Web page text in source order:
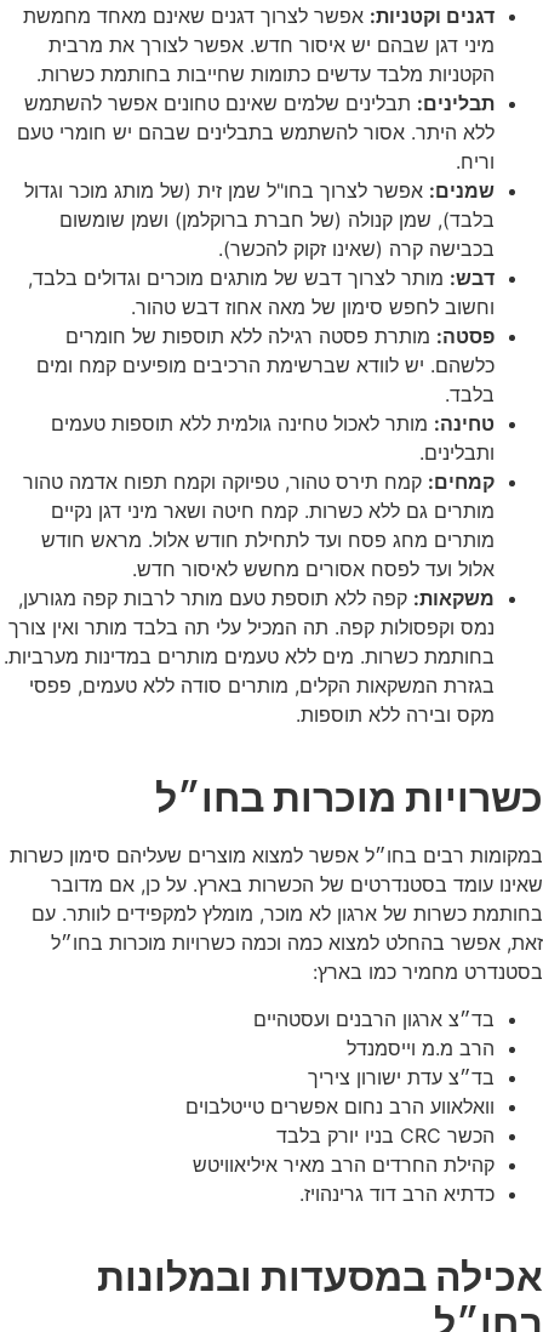
דגנים וקטניות: אפשר לצרוך דגנים שאינם מאחד מחמשת
מיני דגן שבהם יש איסור חדש. אפשר לצורך את מרבית
הקטניות מלבד עדשים כתומות שחייבות בחותמת כשרות.
תבלינים: תבלינים שלמים שאינם טחונים אפשר להשתמש
ללא היתר. אסור להשתמש בתבלינים שבהם יש חומרי טעם
וריח.
שמנים: אפשר לצרוך בחו"ל שמן זית (של מותג מוכר וגדול
בלבד), שמן קנולה (של חברת ברוקלמן) ושמן שומשום
בכבישה קרה (שאינו זקוק להכשר).
דבש: מותר לצרוך דבש של מותגים מוכרים וגדולים בלבד,
וחשוב לחפש סימון של מאה אחוז דבש טהור.
פסטה: מותרת פסטה רגילה ללא תוספות של חומרים
כלשהם. יש לוודא שברשימת הרכיבים מופיעים קמח ומים
בלבד.
טחינה: מותר לאכול טחינה גולמית ללא תוספות טעמים
ותבלינים.
קמחים: קמח תירס טהור, טפיוקה וקמח תפוח אדמה טהור
מותרים גם ללא כשרות. קמח חיטה ושאר מיני דגן נקיים
מותרים מחג פסח ועד לתחילת חודש אלול. מראש חודש
אלול ועד לפסח אסורים מחשש לאיסור חדש.
משקאות: קפה ללא תוספת טעם מותר לרבות קפה מגורען,
נמס וקפסולות קפה. תה המכיל עלי תה בלבד מותר ואין צורך
בחותמת כשרות. מים ללא טעמים מותרים במדינות מערביות.
בגזרת המשקאות הקלים, מותרים סודה ללא טעמים, פפסי
מקס ובירה ללא תוספות.
כשרויות מוכרות בחו״ל
במקומות רבים בחו״ל אפשר למצוא מוצרים שעליהם סימון כשרות
שאינו עומד בסטנדרטים של הכשרות בארץ. על כן, אם מדובר
בחותמת כשרות של ארגון לא מוכר, מומלץ למקפידים לוותר. עם
זאת, אפשר בהחלט למצוא כמה וכמה כשרויות מוכרות בחו״ל
בסטנדרט מחמיר כמו בארץ:
בד״צ ארגון הרבנים ועסטהיים
הרב מ.מ וייסמנדל
בד״צ עדת ישורון ציריך
וואלאווע הרב נחום אפשרים טייטלבוים
הכשר CRC בניו יורק בלבד
קהילת החרדים הרב מאיר איליאוויטש
כדתיא הרב דוד גרינהויז.
אכילה במסעדות ובמלונות